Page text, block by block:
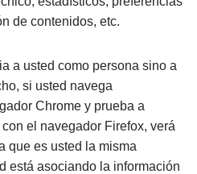
de contenidos, etc.
a usted como persona sino a
si usted navega
Chrome y prueba a
el navegador Firefox, verá
que es usted la misma
está asociando la información